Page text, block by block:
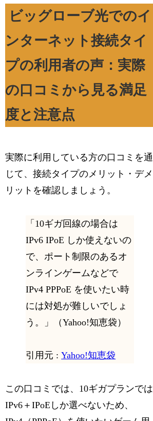
ビッグローブ光でのイ
ンターネット接続タイ
プの利用者の声：実際
の口コミから見る満足
度と注意点
実際に利用している方の口コミを通
じて、接続タイプのメリット・デメ
リットを確認しましょう。
「10ギガ回線の場合は
IPv6 IPoE しか使えないの
で、ポート制限のあるオ
ンラインゲームなどで
IPv4 PPPoE を使いたい時
には対処が難しいでしょ
う。」（Yahoo!知恵袋）
引用元 :Yahoo!知恵袋
この口コミでは、10ギガプランでは
IPv6＋IPoEしか選べないため、